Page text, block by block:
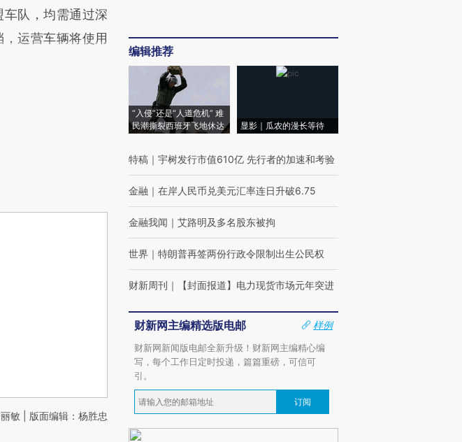
车队，均需通过深
运营车辆将使用
敏 | 版面编辑：杨胜忠
编辑推荐
“入侵”还是“人道危机” 难
民潮撕裂西班牙飞地休达
显影｜瓜农的漫长等待
特稿 ｜ 宇树发行市值610亿 先行者的加速和考验
金融 ｜ 在岸人民币兑美元汇率连日升破6.75
金融我闻 ｜ 艾路明及多名股东被拘
世界 ｜ 特朗普再签两份行政令限制出生公民权
财新周刊 ｜ 【封面报道】电力现货市场元年突进
财新网主编精选版电邮
样例
财新网新闻版电邮全新升级！财新网主编精心编
写，每个工作日定时投递，篇篇重磅，可信可
引。
订阅